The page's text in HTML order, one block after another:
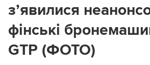
з’явилися
фінські
GTP (ФОТО)